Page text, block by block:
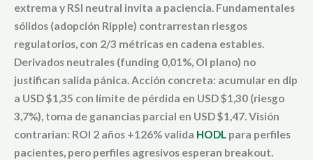
extrema y RSI neutral invita a paciencia. Fundamentales
sólidos (adopción Ripple) contrarrestan riesgos
regulatorios, con 2/3 métricas en cadena estables.
Derivados neutrales (funding 0,01%, OI plano) no
justifican salida pánica. Acción concreta: acumular en dip
a USD $1,35 con límite de pérdida en USD $1,30 (riesgo
3,7%), toma de ganancias parcial en USD $1,47. Visión
contrarian: ROI 2 años +126% valida HODL para perfiles
pacientes, pero perfiles agresivos esperan breakout.